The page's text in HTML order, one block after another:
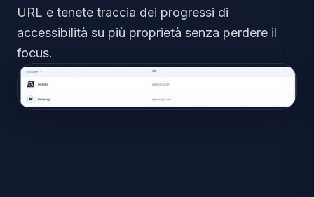
URL e tenete traccia dei progressi di
accessibilità su più proprietà senza perdere il
focus.